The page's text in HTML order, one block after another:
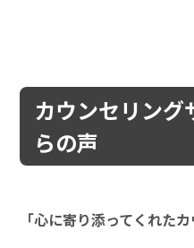
カウンセリン
らの声
「心に寄り添ってくれた